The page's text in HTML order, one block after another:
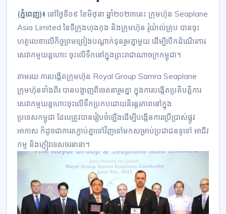
(ភ្នំពេញ)៖ នៅថ្ងៃទី០៩ ខែមិថុនា ឆ្នាំ២០២៣នេះ ក្រុមហ៊ុន Seaplane
Asia Limited នៃទីក្រុងហុងកុង និងក្រុមហ៊ុន រ៉ូយ៉ាល់គ្រុប បានចុះ
ហត្ថលេខាលើកិច្ចព្រមព្រៀងបណ្ដាក់ទុនរួមគ្នាមួយ ដើម្បីបើកដំណើរការ
សេវាកម្មយន្តហោះ ចុះលើទឹកនៅក្នុងព្រះរាជាណាចក្រកម្ពុជា។
តាមរយៈការបង្កើតក្រុមហ៊ុន Royal Group Samra Seaplane
ក្រុមហ៊ុនទាំងពីរ បានបង្ហាញពីចេតនារួមគ្នា ក្នុងការបង្កើតប្រតិបត្តិការ
សេវាកម្មយន្តហោះចុះលើទឹកប្រកបដោយនិរន្តរភាពនៅក្នុង
ប្រទេសកម្ពុជា ដែលត្រូវបានរៀបចំឡើងដើម្បីបង្កើនការប្រើប្រាស់ផ្លូវ
អាកាស ក៏ដូចជាការតភ្ជាប់គ្នាទៅវិញទៅមកសម្រាប់ប្រជាជនទូទៅ អាជីវ
កម្ម និងភ្ញៀវទេសចរនានា។